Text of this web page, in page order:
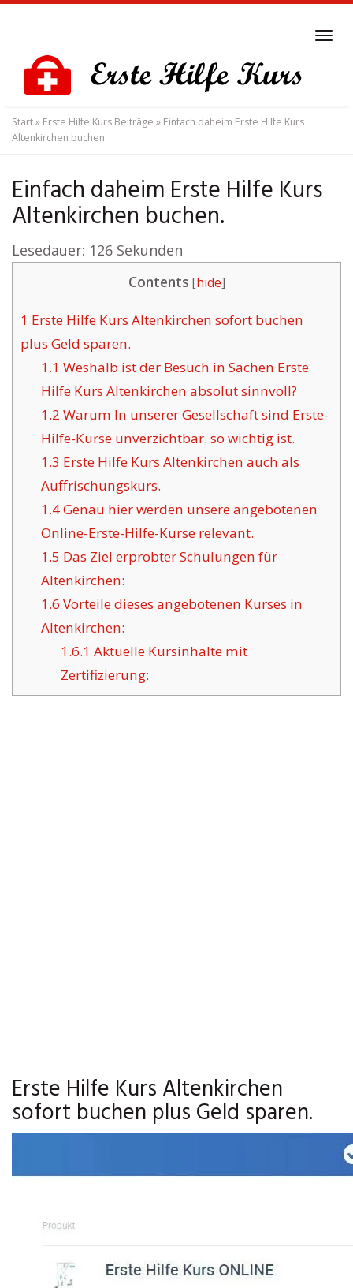
content
Start» Erste Hilfe Kurs Beiträge » Einfach daheim Erste Hilfe Kurs
Altenkirchen buchen.
Einfach daheim Erste Hilfe Kurs
Altenkirchen buchen.
Lesedauer: 126 Sekunden
Contents [hide]
1 Erste Hilfe Kurs Altenkirchen sofort buchen
plus Geld sparen.
1.1 Weshalb ist der Besuch in Sachen Erste
Hilfe Kurs Altenkirchen absolut sinnvoll?
1.2 Warum In unserer Gesellschaft sind Erste-
Hilfe-Kurse unverzichtbar. so wichtig ist.
1.3 Erste Hilfe Kurs Altenkirchen auch als
Auffrischungskurs.
1.4Genau hier werden unsere angebotenen
Online-Erste-Hilfe-Kurse relevant.
1.5 Das Ziel erprobter Schulungen für
Altenkirchen:
1.6 Vorteile dieses angebotenen Kurses in
Altenkirchen:
1.6.1 Aktuelle Kursinhalte mit
Zertifizierung:
Erste Hilfe Kurs Altenkirchen
sofort buchen plus Geld sparen.